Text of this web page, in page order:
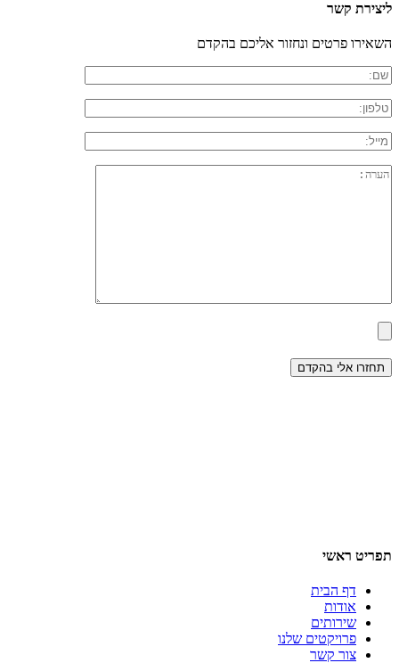
ליצירת קשר
השאירו פרטים ונחזור אליכם בהקדם
תפריט ראשי
דף הבית
אודות
שירותים
פרויקטים שלנו
צור קשר